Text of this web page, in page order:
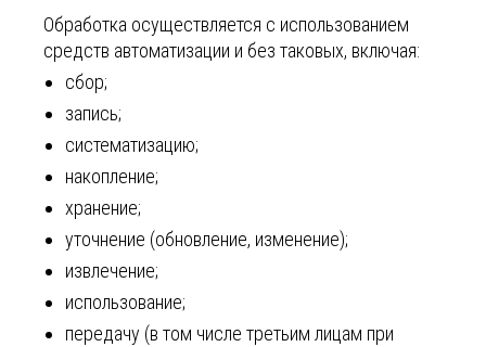
Обработка осуществляется с использованием
средств автоматизации и без таковых, включая:
сбор;
запись;
систематизацию;
накопление;
хранение;
уточнение (обновление, изменение);
извлечение;
использование;
передачу (в том числе третьим лицам при